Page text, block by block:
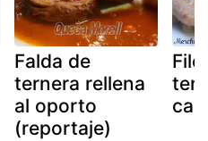
Falda de
ternera rellena
al oporto
(reportaje)